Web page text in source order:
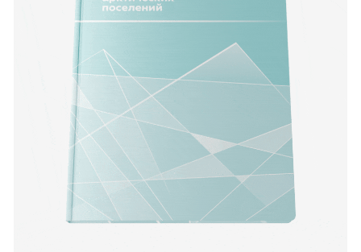
Арктическая зона РФ занимает
около четверти территории
страны, здесь живут примерно 2,5
миллиона человек. Это самый
урбанизированный регион России,